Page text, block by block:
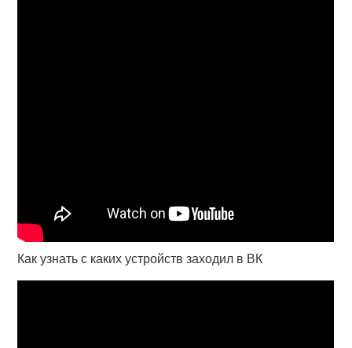
Как узнать с каких устройств заходил в ВК